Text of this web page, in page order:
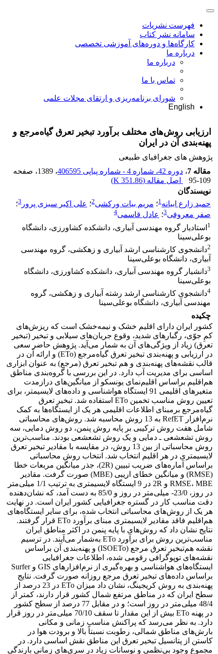
فهرست نشریات
سامانه نشر کتاب
کارگاه‌ها و دوره‌های آموزشی تخصصی
درباره ما
درباره ما
تماس با ما
شورای برنامه‌ریزی و ارتقای مجلات علمی
English
ارزیابی روش‌های مختلف برآورد تبخیر تعرق گیاه‌مرجع و
پهنه‌بندی آن در ایران
پژوهش های جغرافیای طبیعی
مقاله 7
، دوره 42، شماره 4 - شماره پیاپی 406595 ، 1389
، صفحه
95-109
اصل مقاله (351.86 K
)
نویسندگان
حمید زارع ابیانه1؛ مریم بیات ورکشی2؛ علی اکبر سبزی پرور 3؛
صفر معروفی3؛ عادل قاسمی4
1 استادیار گروه مهندسی آبیاری، دانشکده کشاورزی، دانشگاه
بوعلی‌سینا
2دانشجوی کارشناسی ارشد آبیاری و زهکشی، گروه مهندسی
آبیاری، دانشگاه بوعلی‌سینا
3دانشیار گروه مهندسی آبیاری، دانشکده کشاورزی، دانشگاه
بوعلی‌سینا
4دانشجوی کارشناسی ارشد رشته آبیاری و زهکشی، گروه
مهندسی آبیاری، دانشگاه بوعلی‌سینا
چکیده
کشور ایران دارای اقلیم خشک و نیمه‌خشک است که ریزش‌های
کمِ جوّی، رگبارهای شدید، وقوع جریان‌های سیلابی و تبخیر (تبخیر
تعرق) زیاد از ویژگی‌های آن به شمار می‌آید. پژوهش حاضر سعی
در ارزیابی و پهنه‌بندی تبخیر تعرق گیاه‌مرجع (ETo) و ارائه آن در
قالب نقشه‌های پهنه‌بندی و هم تبخیر تعرق (مرجع) به عنوان ابزاری
اساسی برای مدیریت آب دارد. در این بررسی با گروه‌بندی مناطق
هم‌اقلیم براساس اقلیم‌نمای یونسکو از میانگین‌های درازمدت
متغیرهای اقلیمی 91 ایستگاه هواشناسی و داده‌های لایسیمتر، برای
تعیین روش مناسب تخمین ETo استفاده شد. تبخیر تعرق
گیاه‌مرجع برمبنای اطلاعات اقلیمی هر یک از ایستگاه‌ها به کمک
نرم‌افزار RefET به 13 روش محاسبه شد. روش‌های محاسباتی
شامل هفت روش ترکیبی بر پایه روش پنمن، دو روش دمایی، سه
روش تشعشعی ـ دمایی و یک روش تشعشعی بودند. مناسب‌ترین
روش محاسباتی از بین 13 روش، در مقایسه با مقادیر تبخیر تعرق
لایسیمتری در هر اقلیم انتخاب شد. انتخاب روش محاسباتی
براساس آماره‌های ضریب تبیین (2R)، جذر میانگین مربعات خطا
(RMSE) و میانگین خطای اریبی (MBE) صورت گرفت. مقادیر
RMSE، MBE و 2R در 9 ایستگاه لایسیمتری به ترتیب 1/1 میلی‌متر
در روز، 23/0- میلی‌متر در روز و 85/0 به دست آمد، که نشان‌دهنده
دقت مناسب کار در گستره جغرافیایی کشور ایران است. در نهایت
هر یک از روش‌های محاسباتی انتخاب شده، برای سایر ایستگاه‌های
هم‌اقلیم فاقد مقادیر لایسیمتری مبنای برآورد ETo قرار گرفتند.
نتایج نشان داد که روش‌های با پایه پنمن در اکثر مناطق ایران
مناسب‌ترین روش برای برآورد ETo به‌شمار می‌آیند. در ترسیم
نقشه هم‌تبخیر تعرق مرجع (ISOETo) و پهنه‌بندی آن براساس
نقشه‌های توپوگرافی رقومی شده، اطلاعات جغرافیایی
ایستگاه‌های هواشناسی و بهره‌گیری از نرم‌افزارهای GIS و Surfer
براساس داده‌های تبخیر تعرق مرجع روزانه صورت گرفت. نتایج
پهنه‌بندی به روش کریجینگ، نشان داد میزان ETo در 23 درصد از
سطح ایران که در مناطق مرتفع شمال کشور قرار دارند، کمتر از
48/4 میلی‌متر در روز است؛ و در مقابل 77 درصد از سطح کشور
در پهنه ETo بیش از این مقدار تا سقف 70/10 میلی‌متر در روز قرار
دارد. به نظر می‌رسد که پراکنش مناسب زمانی و مکانی
بارش‌های مناطق شمالی، رطوبت نسبتاً بالا و برودت هوا در
کاستن از پتانسیل تبخیر تعرق این مناطق نقش اساسی دارد. در
مجموع وجود بی‌نظمی و نوسانات زیاد در سری‌های زمانی بارندگی